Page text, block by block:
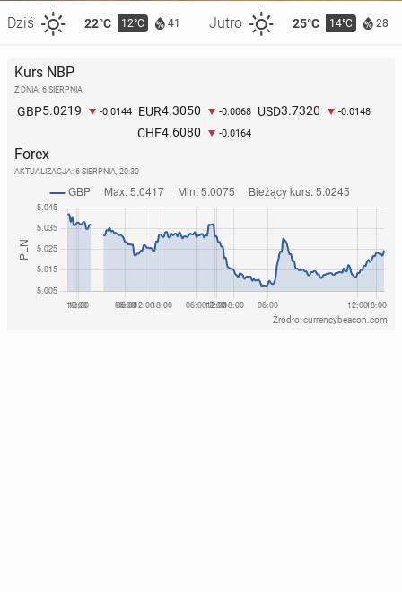
Dziś 22°C 12°C 41 Jutro 25°C 14°C 28
Kurs NBP
Z DNIA: 6 SIERPNIA
GBP5.0219 -0.0144 EUR4.3050 -0.0068 USD3.7320 -0.0148
CHF4.6080 -0.0164
Forex
AKTUALIZACJA: 6 SIERPNIA, 20:30
Źródło: currencybeacon.com